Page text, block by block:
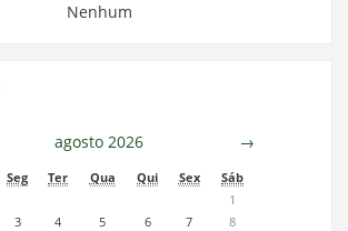
Nenhum
agosto 2026 →
Seg Ter Qua Qui Sex
Sáb
1
3 4 5 6 7
8